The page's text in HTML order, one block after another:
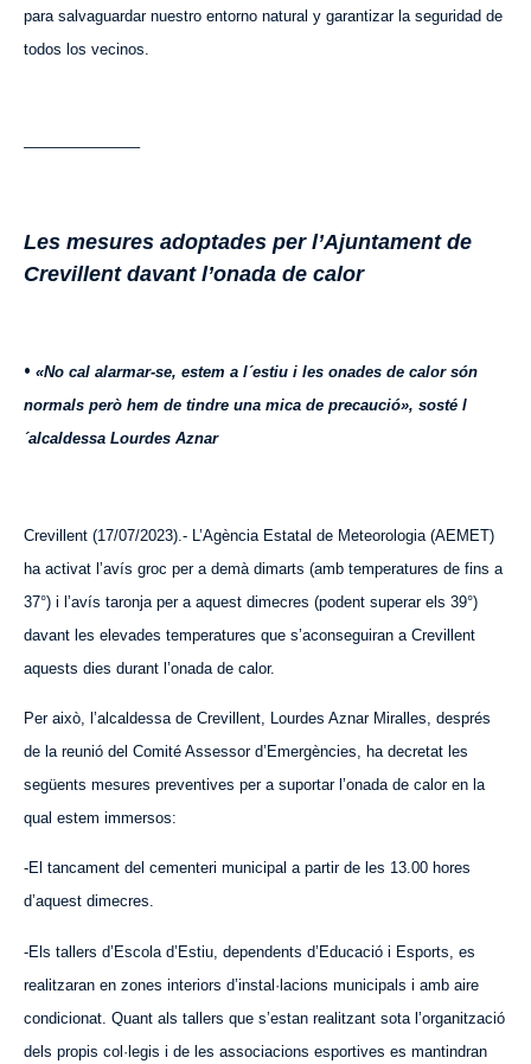
para salvaguardar nuestro entorno natural y garantizar la seguridad de
todos los vecinos.
———————–
Les mesures adoptades per l’Ajuntament de
Crevillent davant l’onada de calor
• «No cal alarmar-se, estem a l´estiu i les onades de calor són
normals però hem de tindre una mica de precaució», sosté l
´alcaldessa Lourdes Aznar
Crevillent (17/07/2023).- L’Agència Estatal de Meteorologia (AEMET)
ha activat l’avís groc per a demà dimarts (amb temperatures de fins a
37°) i l’avís taronja per a aquest dimecres (podent superar els 39°)
davant les elevades temperatures que s’aconseguiran a Crevillent
aquests dies durant l’onada de calor.
Per això, l’alcaldessa de Crevillent, Lourdes Aznar Miralles, després
de la reunió del Comité Assessor d’Emergències, ha decretat les
següents mesures preventives per a suportar l’onada de calor en la
qual estem immersos:
-El tancament del cementeri municipal a partir de les 13.00 hores
d’aquest dimecres.
-Els tallers d’Escola d’Estiu, dependents d’Educació i Esports, es
realitzaran en zones interiors d’instal·lacions municipals i amb aire
condicionat. Quant als tallers que s’estan realitzant sota l’organització
dels propis col·legis i de les associacions esportives es mantindran